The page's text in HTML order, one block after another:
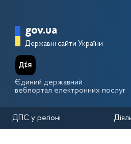
Головна
gov.ua
Державні сайти України
Єдиний державний
вебпортал електронних послуг
ДПС у регіоні